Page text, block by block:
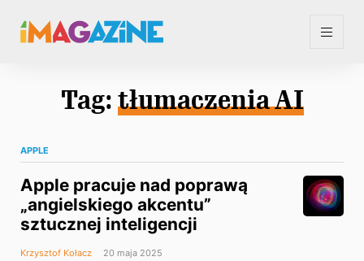
Tag: tłumaczenia AI
APPLE
Apple pracuje nad poprawą
„angielskiego akcentu”
sztucznej inteligencji
Krzysztof Kołacz 20 maja 2025